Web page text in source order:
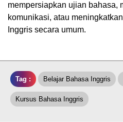
mempersiapkan ujian bahasa,
komunikasi, atau
Inggris secara umum.
Tag : Belajar Bahasa Inggris
Kursus Bahasa Inggris